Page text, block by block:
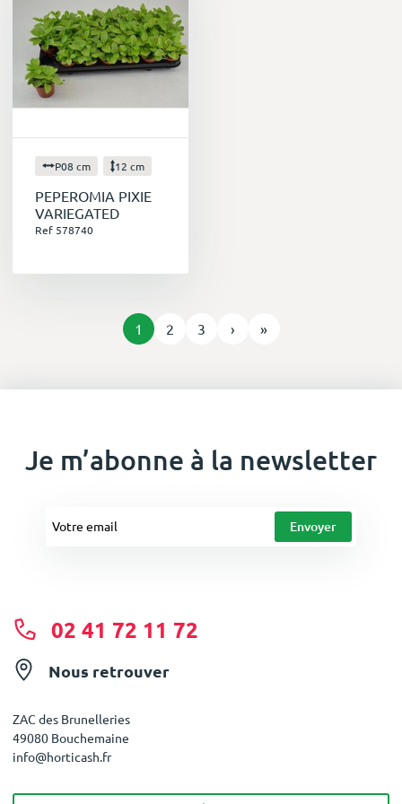
P08 cm 12 cm
PEPEROMIA PIXIE
VARIEGATED
Ref 578740
1 2 3 › »
Je m’abonne à la newsletter
02 41 72 11 72
Nous retrouver
ZAC des Brunelleries
49080 Bouchemaine
info@horticash.fr